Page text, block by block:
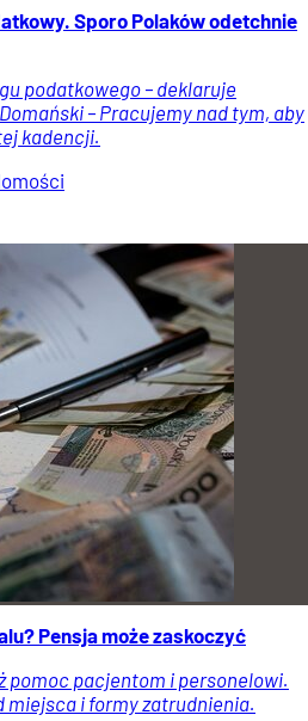
Sporo Polaków odetchnie
podatkowego – deklaruje
– Pracujemy nad tym, aby
kadencji.
Pensja może zaskoczyć
pomoc pacjentom i personelowi.
miejsca i formy zatrudnienia.